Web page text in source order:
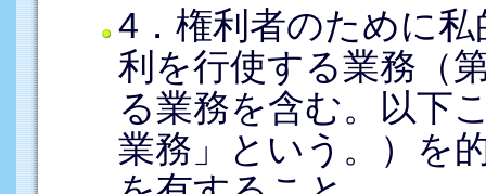
4．権利者のために
利を行使する業務（
る業務を含む。以下
業務」という。）を